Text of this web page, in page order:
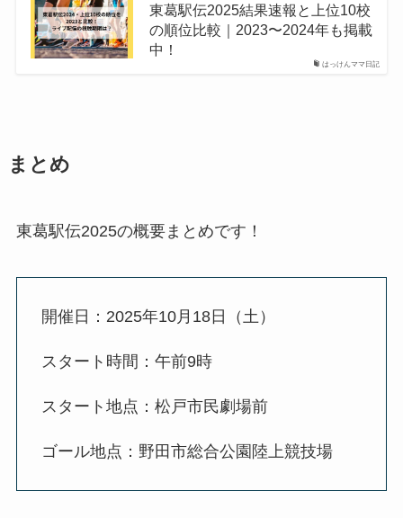
はっけんママ日記
東葛駅伝2025結果速報と上位10校
の順位比較｜2023〜2024年も掲載
中！
まとめ
東葛駅伝2025の概要まとめです！
開催日：2025年10月18日（土）
スタート時間：午前9時
スタート地点：松戸市民劇場前
ゴール地点：野田市総合公園陸上競技場